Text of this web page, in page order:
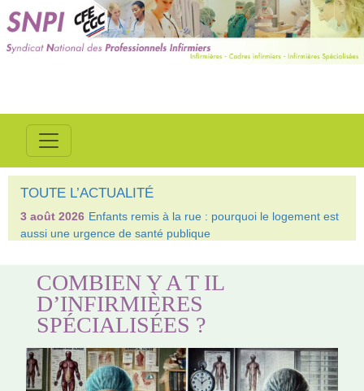
TOUTE L’ACTUALITÉ
3 août 2026 Enfants remis à la rue : pourquoi le logement est
aussi une urgence de santé publique
COMBIEN Y A T IL
D’INFIRMIÈRES
SPÉCIALISÉES ?